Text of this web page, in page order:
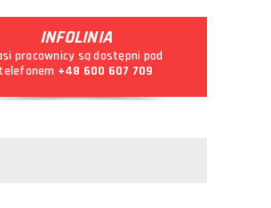
INFOLINIA
pracownicy są dostępni pod
telefonem +48 600 607 709